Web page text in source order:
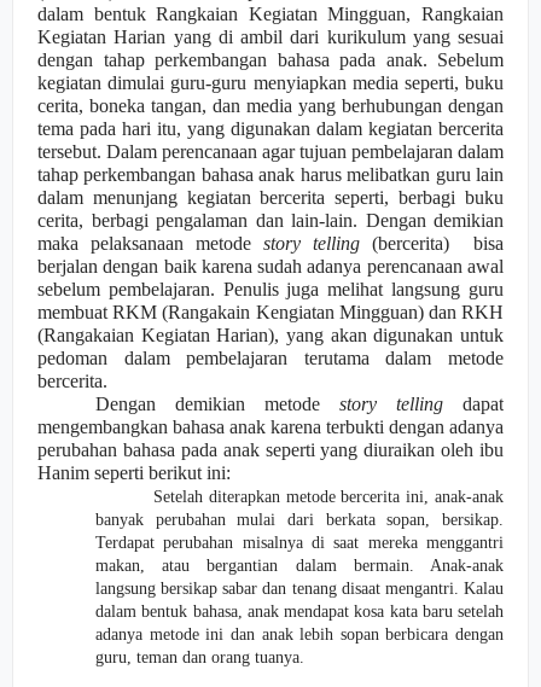
dalam bentuk Rangkaian Kegiatan Mingguan, Rangkaian
Kegiatan Harian yang di ambil dari kurikulum yang sesuai
dengan tahap perkembangan bahasa pada anak. Sebelum
kegiatan dimulai guru-guru menyiapkan media seperti, buku
cerita, boneka tangan, dan media yang berhubungan dengan
tema pada hari itu, yang digunakan dalam kegiatan bercerita
tersebut. Dalam perencanaan agar tujuan pembelajaran dalam
tahap perkembangan bahasa anak harus melibatkan guru lain
dalam menunjang kegiatan bercerita seperti, berbagi buku
cerita, berbagi pengalaman dan lain-lain. Dengan demikian
maka pelaksanaan metode story telling (bercerita)
bisa
berjalan dengan baik karena sudah adanya perencanaan awal
sebelum pembelajaran. Penulis juga melihat langsung guru
membuat RKM (Rangakain Kengiatan Mingguan) dan RKH
(Rangakaian Kegiatan Harian), yang akan digunakan untuk
pedoman dalam pembelajaran terutama dalam metode
bercerita.
Dengan demikian metode story telling dapat
mengembangkan bahasa anak karena terbukti dengan adanya
perubahan bahasa pada anak seperti yang diuraikan oleh ibu
Hanim seperti berikut ini:
Setelah diterapkan metode bercerita ini, anak-anak
banyak perubahan mulai dari berkata sopan, bersikap.
Terdapat perubahan misalnya di saat mereka menggantri
makan, atau bergantian dalam bermain. Anak-anak
langsung bersikap sabar dan tenang disaat mengantri. Kalau
dalam bentuk bahasa, anak mendapat kosa kata baru setelah
adanya metode ini dan anak lebih sopan berbicara dengan
guru, teman dan orang tuanya.